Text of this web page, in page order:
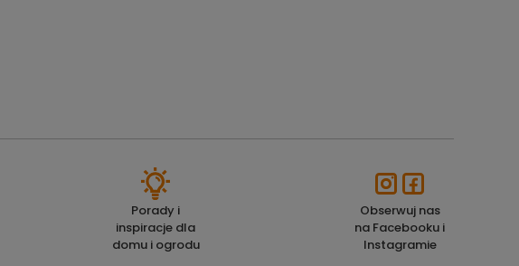
Porady i
inspiracje dla
domu i ogrodu
Obserwuj nas
na Facebooku i
Instagramie